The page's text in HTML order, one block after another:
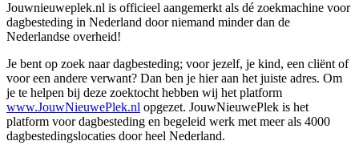
Jouwnieuweplek.nl is officieel aangemerkt als dé zoekmachine voor
dagbesteding in Nederland door niemand minder dan de
Nederlandse overheid!
Je bent op zoek naar dagbesteding; voor jezelf, je kind, een cliënt of
voor een andere verwant? Dan ben je hier aan het juiste adres. Om
je te helpen bij deze zoektocht hebben wij het platform
www.JouwNieuwePlek.nl opgezet. JouwNieuwePlek is het
platform voor dagbesteding en begeleid werk met meer als 4000
dagbestedingslocaties door heel Nederland.